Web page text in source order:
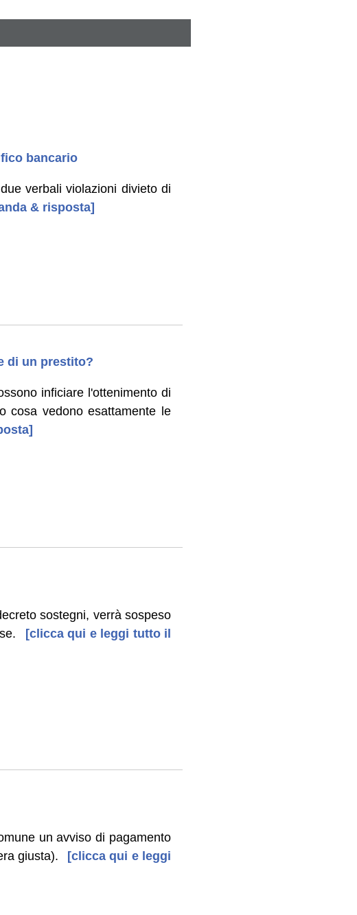
bancario
verbali violazioni divieto di
& risposta]
di un prestito?
inficiare l'ottenimento di
cosa vedono esattamente le
sostegni, verrà sospeso
[clicca qui e leggi tutto il
un avviso di pagamento
giusta).
[clicca qui e leggi